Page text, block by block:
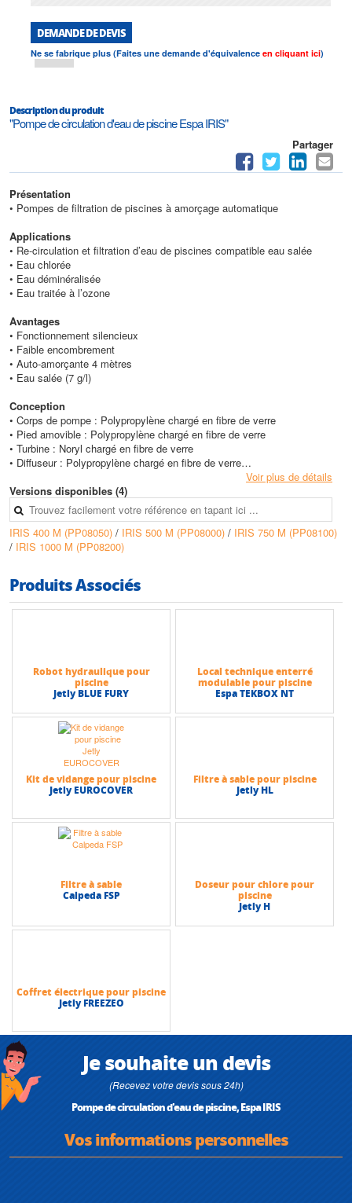
DEMANDE DE DEVIS
Ne se fabrique plus (Faites une demande d'équivalence en cliquant ici)
Description du produit
"Pompe de circulation d'eau de piscine Espa IRIS"
Partager
Présentation
• Pompes de filtration de piscines à amorçage automatique
Applications
• Re-circulation et filtration d’eau de piscines compatible eau salée
• Eau chlorée
• Eau déminéralisée
• Eau traitée à l’ozone
Avantages
• Fonctionnement silencieux
• Faible encombrement
• Auto-amorçante 4 mètres
• Eau salée (7 g/l)
Conception
• Corps de pompe : Polypropylène chargé en fibre de verre
• Pied amovible : Polypropylène chargé en fibre de verre
• Turbine : Noryl chargé en fibre de verre
• Diffuseur : Polypropylène chargé en fibre de verre
• Garniture mécanique : Graphite et alumine
• Capacité d’eau dans la pompe : 4,76 litres
Caractéristiques techniques
• Puissance nominale max: 0,75 kW
• Intensité max : 3,8 A
• Orifice aspiration: DN50
• Orifice refoulement : DN50
Voir plus de détails
Versions disponibles (4)
IRIS 400 M (PP08050) / IRIS 500 M (PP08000) / IRIS 750 M (PP08100)
/ IRIS 1000 M (PP08200)
Produits Associés
Robot hydraulique pour
piscine
Jetly BLUE FURY
Local technique enterré
modulable pour piscine
Espa TEKBOX NT
Kit de vidange pour piscine
Jetly EUROCOVER
Filtre à sable pour piscine
Jetly HL
Filtre à sable
Calpeda FSP
Doseur pour chlore pour
piscine
Jetly H
Coffret électrique pour piscine
Jetly FREEZEO
Je souhaite un devis
(Recevez votre devis sous 24h)
Pompe de circulation d'eau de piscine, Espa IRIS
Vos informations personnelles